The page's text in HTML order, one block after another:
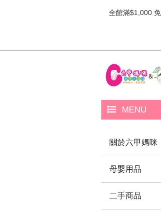
全館滿$1,000
MENU
關於六甲媽咪
母嬰用品
二手商品